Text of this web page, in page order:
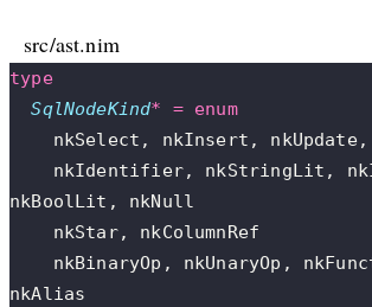
src/ast.nim
type
  SqlNodeKind
* = enum
nkSelect, nkInsert,
nkBoolLit, nkNull
    nkStar, nkColumnRef
nkAlias